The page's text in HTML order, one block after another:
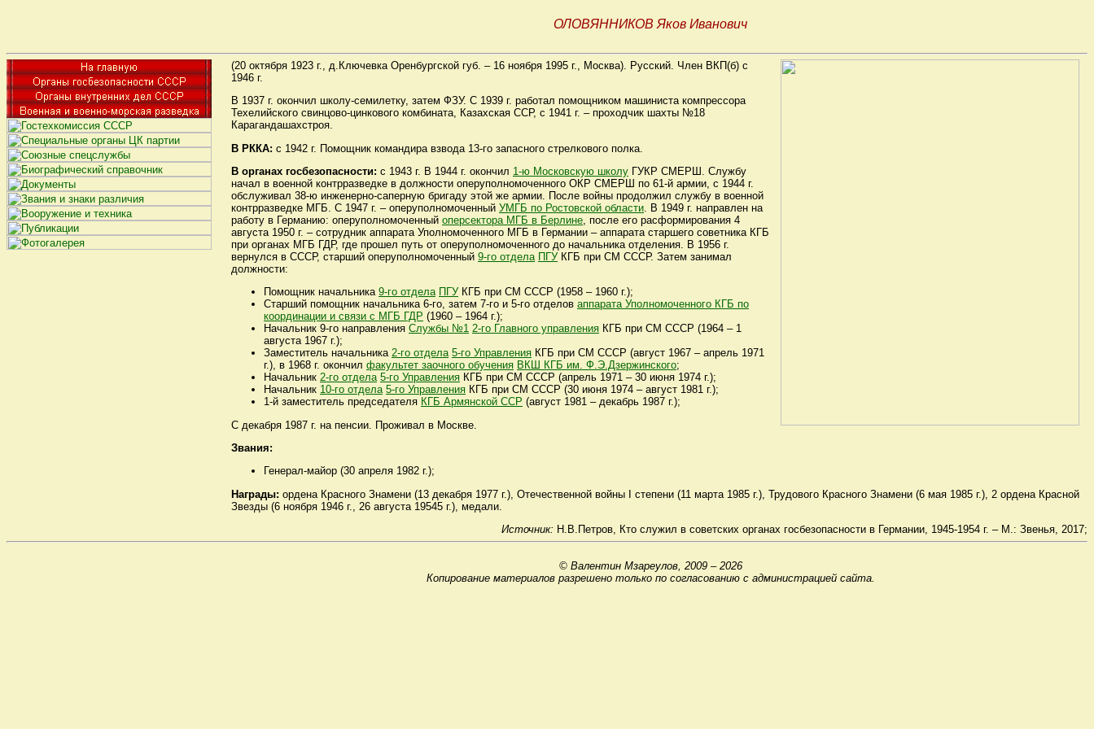
ОЛОВЯННИКОВ Яков Иванович
(20 октября 1923 г., д.Ключевка Оренбургской губ. – 16 ноября 1995 г., Москва). Русский. Член ВКП(б) с
1946 г.
В 1937 г. окончил школу-семилетку, затем ФЗУ. С 1939 г. работал помощником машиниста компрессора
Техелийского свинцово-цинкового комбината, Казахская ССР, с 1941 г. – проходчик шахты №18
Карагандашахстроя.
В РККА: с 1942 г. Помощник командира взвода 13-го запасного стрелкового полка.
В органах госбезопасности: с 1943 г. В 1944 г. окончил 1-ю Московскую школу ГУКР СМЕРШ. Службу
начал в военной контрразведке в должности оперуполномоченного ОКР СМЕРШ по 61-й армии, с 1944 г.
обслуживал 38-ю инженерно-саперную бригаду этой же армии. После войны продолжил службу в военной
контрразведке МГБ. С 1947 г. – оперуполномоченный УМГБ по Ростовской области . В 1949 г. направлен на
работу в Германию: оперуполномоченный оперсектора МГБ в Берлине , после его расформирования 4
августа 1950 г. – сотрудник аппарата Уполномоченного МГБ в Германии – аппарата старшего советника КГБ
при органах МГБ ГДР, где прошел путь от оперуполномоченного до начальника отделения. В 1956 г.
вернулся в СССР, старший оперуполномоченный 9-го отдела ПГУКГБ при СМ СССР. Затем занимал
должности:
Помощник начальника 9-го отдела ПГУКГБ при СМ СССР (1958 – 1960 г.);
Старший помощник начальника 6-го, затем 7-го и 5-го отделов аппарата Уполномоченного КГБ по
координации и связи с МГБ ГДР (1960 – 1964 г.);
Начальник 9-го направления Службы №1 2-го Главного управления КГБ при СМ СССР (1964 – 1
августа 1967 г.);
Заместитель начальника 2-го отдела 5-го Управления КГБ при СМ СССР (август 1967 – апрель 1971
г.), в 1968 г. окончил факультет заочного обучения ВКШ КГБ им. Ф.Э.Дзержинского;
Начальник 2-го отдела 5-го Управления КГБ при СМ СССР (апрель 1971 – 30 июня 1974 г.);
Начальник 10-го отдела 5-го Управления КГБ при СМ СССР (30 июня 1974 – август 1981 г.);
1-й заместитель председателя КГБ Армянской ССР (август 1981 – декабрь 1987 г.);
С декабря 1987 г. на пенсии. Проживал в Москве.
Звания:
Генерал-майор (30 апреля 1982 г.);
Награды: ордена Красного Знамени (13 декабря 1977 г.), Отечественной войны I степени (11 марта 1985 г.), Трудового Красного Знамени (6 мая 1985 г.), 2 ордена Красной
Звезды (6 ноября 1946 г., 26 августа 19545 г.), медали.
Источник: Н.В.Петров, Кто служил в советских органах госбезопасности в Германии, 1945-1954 г. – М.: Звенья, 2017;
© Валентин Мзареулов, 2009 – 2026
Копирование материалов разрешено только по согласованию с администрацией сайта.